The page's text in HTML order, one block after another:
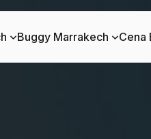
Buggy Marrakech Cena